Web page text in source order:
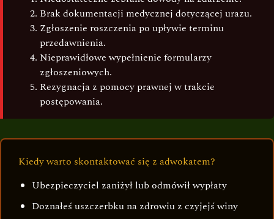
Brak dokumentacji medycznej dotyczącej urazu.
Zgłoszenie roszczenia po upływie terminu
przedawnienia.
Nieprawidłowe wypełnienie formularzy
zgłoszeniowych.
Rezygnacja z pomocy prawnej w trakcie
postępowania.
Kiedy warto skontaktować się z adwokatem?
Ubezpieczyciel zaniżył lub odmówił wypłaty
Doznałeś uszczerbku na zdrowiu z czyjejś winy